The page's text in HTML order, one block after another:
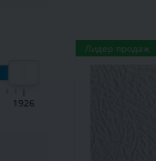
1926
Лидер продаж